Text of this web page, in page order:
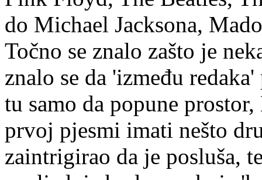
do Michael Jacksona,
Točno se znalo zašto je
znalo se da 'između
tu samo da popune
prvoj pjesmi imati nešto
zaintrigirao da je posluša,